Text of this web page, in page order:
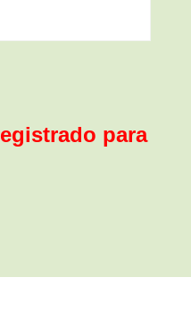
para